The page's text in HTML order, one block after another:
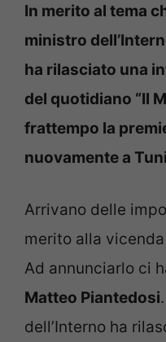
In merito al tema
ministro
ha rilasciato una
del quotidiano “Il
frattempo la
nuovamente a
Arrivano delle
merito alla
Ad annunciarlo ci
Matteo Piantedosi
dell’Interno ha